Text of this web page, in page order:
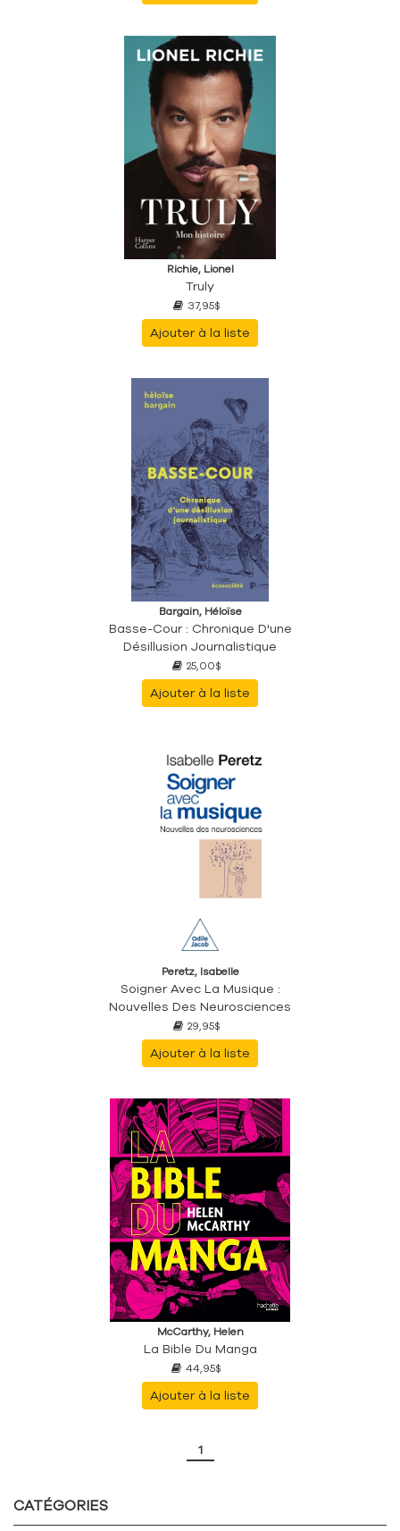
CATÉGORIES
Richie, Lionel
Truly
37,95$
Ajouter à la liste
Bargain, Héloïse
Basse-Cour : Chronique D'une
Désillusion Journalistique
25,00$
Ajouter à la liste
Peretz, Isabelle
Soigner Avec La Musique :
Nouvelles Des Neurosciences
29,95$
Ajouter à la liste
McCarthy, Helen
La Bible Du Manga
44,95$
Ajouter à la liste
1